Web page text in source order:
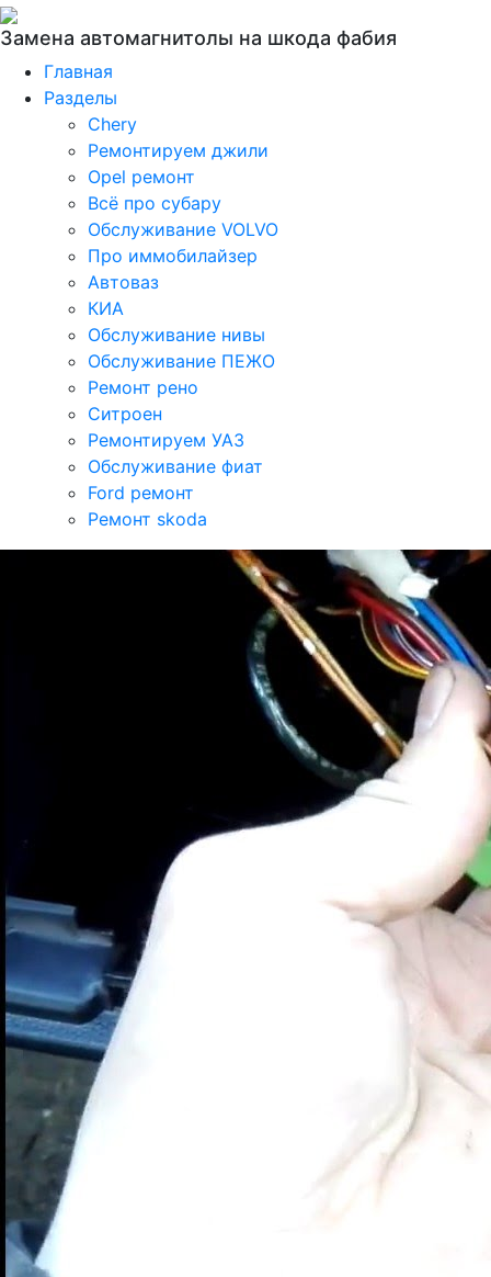
Замена автомагнитолы на шкода фабия
Главная
Разделы
Chery
Ремонтируем джили
Opel ремонт
Всё про субару
Обслуживание VOLVO
Про иммобилайзер
Автоваз
КИА
Обслуживание нивы
Обслуживание ПЕЖО
Ремонт рено
Ситроен
Ремонтируем УАЗ
Обслуживание фиат
Ford ремонт
Ремонт skoda